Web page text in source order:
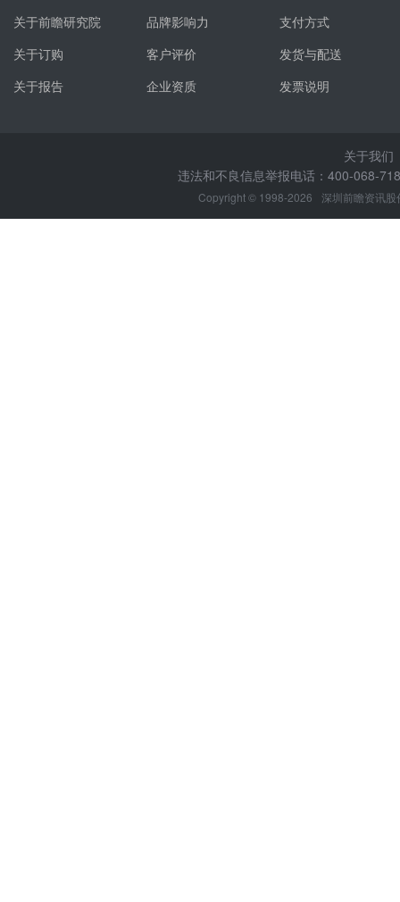
关于前瞻研究院
关于订购
关于报告
品牌影响力
客户评价
企业资质
支付方式
发货与配送
发票说明
关于我们
违法和不良信息举报电话：400-068-
Copyright © 1998-2026 深圳前瞻资讯股